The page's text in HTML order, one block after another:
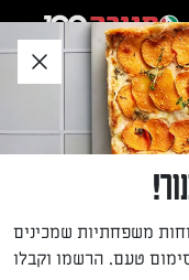
עיקרית
משפחתיות שמכינים
טעם. הרשמו וקבלו